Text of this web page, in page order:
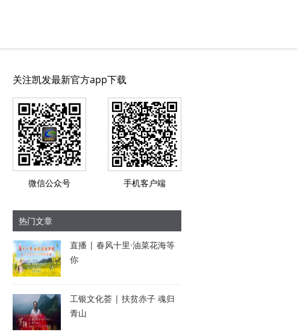
关注凯发最新官方app下载
微信公众号 手机客户端
热门文章
直播 | 春风十里·油菜花海等
你
工银文化荟 | 扶贫赤子 魂归
青山